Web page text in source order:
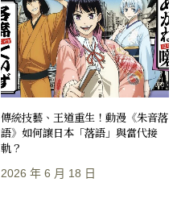
傳統技藝、王道重生！動漫《朱音落
語》如何讓日本「落語」與當代接
軌？
2026 年 6 月 18 日